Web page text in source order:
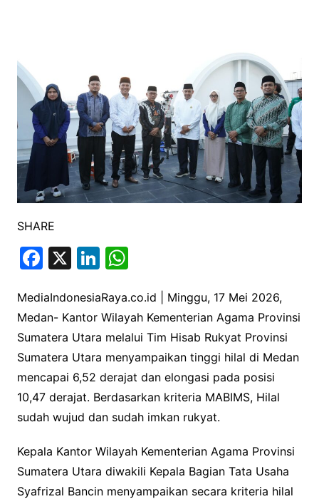
SHARE
F
c
e
b
o
o
k
X Li
k
e
dI
n
W
at
s
A
p
p
MediaIndonesiaRaya.co.id | Minggu, 17 Mei 2026,
Medan- Kantor Wilayah Kementerian Agama Provinsi
Sumatera Utara melalui Tim Hisab Rukyat Provinsi
Sumatera Utara menyampaikan tinggi hilal di Medan
mencapai 6,52 derajat dan elongasi pada posisi
10,47 derajat. Berdasarkan kriteria MABIMS, Hilal
sudah wujud dan sudah imkan rukyat.
Kepala Kantor Wilayah Kementerian Agama Provinsi
Sumatera Utara diwakili Kepala Bagian Tata Usaha
Syafrizal Bancin menyampaikan secara kriteria hilal